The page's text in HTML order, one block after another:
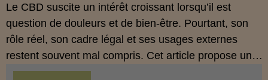
Le CBD suscite un intérêt croissant lorsqu’il est
question de douleurs et de bien‑être. Pourtant, son
rôle réel, son cadre légal et ses usages externes
restent souvent mal compris. Cet article propose une
mise au point claire, moderne et conforme à la